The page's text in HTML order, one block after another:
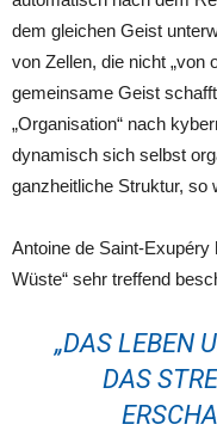
dem gleichen Geist
von Zellen, die nicht „von
gemeinsame Geist
„Organisation“ nach
dynamisch sich selbst
ganzheitliche Struktur, so
Antoine de Saint-Exupéry
Wüste“ sehr treffend
„DAS LEBEN
DAS